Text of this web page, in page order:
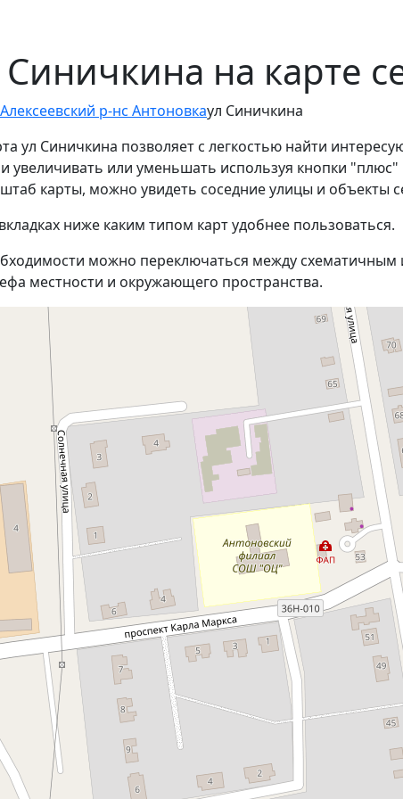
на карте
Алексеевский р-нс Антоновкаул Синичкина
ул Синичкина позволяет с легкостью найти
увеличивать или уменьшать используя кнопки
карты, можно увидеть соседние улицы и объекты
ниже каким типом карт удобнее пользоваться.
можно переключаться между
местности и окружающего пространства.